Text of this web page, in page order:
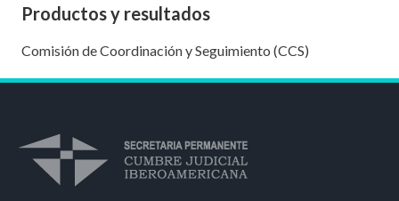
Productos y resultados
Comisión de Coordinación y Seguimiento (CCS)